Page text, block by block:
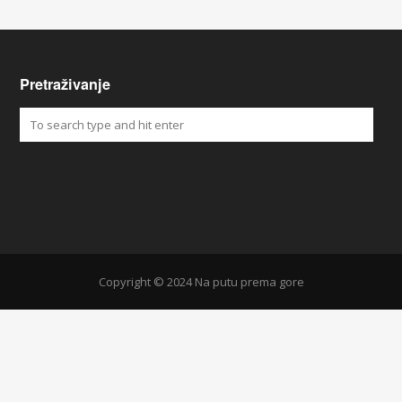
Pretraživanje
Copyright © 2024 Na putu prema gore